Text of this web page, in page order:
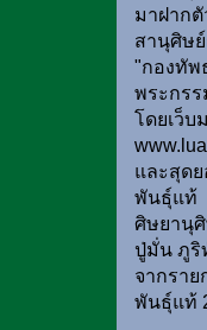
มาฝากตั
สานุศิษ
"กองทัพ
พระกร
โดยเว็บ
และสุด
พันธุ์แท้
ศิษยานุ
ปู่มั่น ภูริ
จากรา
พันธุ์แท้